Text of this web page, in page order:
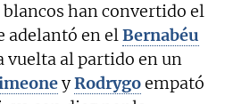
han convertido el
adelantó en elBernabéu
vuelta al partido en un
yRodrygoempató